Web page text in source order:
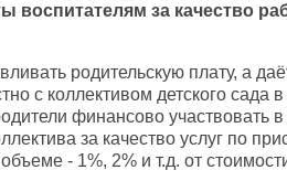
за качество
родительскую плату, а
с коллективом детского сада
финансово участвовать в
за качество услуг по
- 1%, 2% и т.д. от